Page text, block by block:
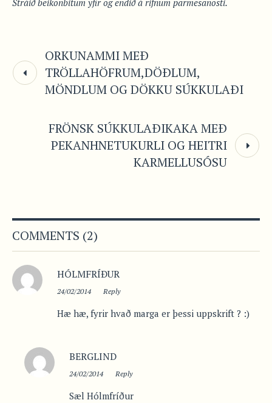
ORKUNAMMI MEÐ
TRÖLLAHÖFRUM,DÖÐLUM,
MÖNDLUM OG DÖKKU SÚKKULAÐI
FRÖNSK SÚKKULAÐIKAKA MEÐ
PEKANHNETUKURLI OG HEITRI
KARMELLUSÓSU
COMMENTS (2)
HÓLMFRÍÐUR
24/02/2014 Reply
Hæ hæ, fyrir hvað marga er þessi uppskrift ? :)
BERGLIND
24/02/2014 Reply
Sæl Hólmfríður